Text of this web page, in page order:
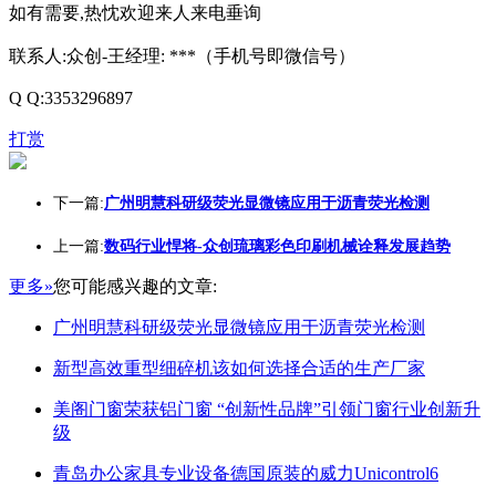
如有需要,热忱欢迎来人来电垂询
联系人:众创-王经理: ***（手机号即微信号）
Q Q:3353296897
打赏
下一篇:广州明慧科研级荧光显微镜应用于沥青荧光检测
上一篇:数码行业悍将-众创琉璃彩色印刷机械诠释发展趋势
更多»您可能感兴趣的文章:
广州明慧科研级荧光显微镜应用于沥青荧光检测
新型高效重型细碎机该如何选择合适的生产厂家
美阁门窗荣获铝门窗 “创新性品牌”引领门窗行业创新升
级
青岛办公家具专业设备德国原装的威力Unicontrol6